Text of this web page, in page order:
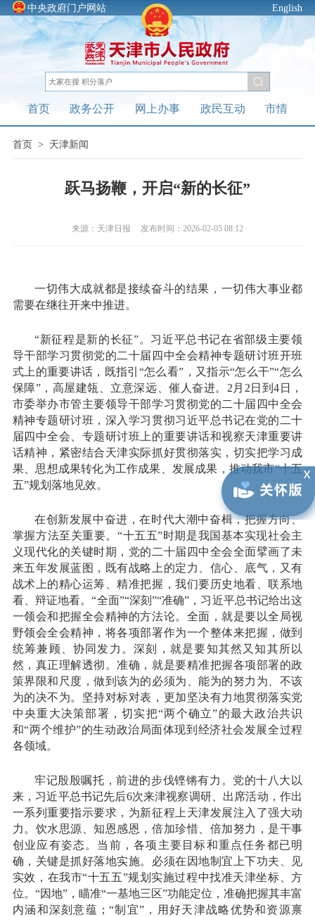
中央政府门户网站 English
首页 政务公开 网上办事 政民互动 市情
首页> 天津新闻
跃马扬鞭，开启“新的长征”
来源：天津日报 发布时间：2026-02-05 08:12
一切伟大成就都是接续奋斗的结果，一切伟大事业都
需要在继往开来中推进。
“新征程是新的长征”。习近平总书记在省部级主要领
导干部学习贯彻党的二十届四中全会精神专题研讨班开班
式上的重要讲话，既指引“怎么看”，又指示“怎么干”“怎么
保障”，高屋建瓴、立意深远、催人奋进。2月2日到4日，
市委举办市管主要领导干部学习贯彻党的二十届四中全会
精神专题研讨班，深入学习贯彻习近平总书记在党的二十
届四中全会、专题研讨班上的重要讲话和视察天津重要讲
话精神，紧密结合天津实际抓好贯彻落实，切实把学习成
果、思想成果转化为工作成果、发展成果，推动我市“十五
五”规划落地见效。
在创新发展中奋进，在时代大潮中奋楫，把握方向、
掌握方法至关重要。“十五五”时期是我国基本实现社会主
义现代化的关键时期，党的二十届四中全会全面擘画了未
来五年发展蓝图，既有战略上的定力、信心、底气，又有
战术上的精心运筹、精准把握，我们要历史地看、联系地
看、辩证地看。“全面”“深刻”“准确”，习近平总书记给出这
一领会和把握全会精神的方法论。全面，就是要以全局视
野领会全会精神，将各项部署作为一个整体来把握，做到
统筹兼顾、协同发力。深刻，就是要知其然又知其所以
然，真正理解透彻。准确，就是要精准把握各项部署的政
策界限和尺度，做到该为的必须为、能为的努力为、不该
为的决不为。坚持对标对表，更加坚决有力地贯彻落实党
中央重大决策部署，切实把“两个确立”的最大政治共识
和“两个维护”的生动政治局面体现到经济社会发展全过程
各领域。
牢记殷殷嘱托，前进的步伐铿锵有力。党的十八大以
来，习近平总书记先后6次来津视察调研、出席活动，作出
一系列重要指示要求，为新征程上天津发展注入了强大动
力。饮水思源、知恩感恩，倍加珍惜、倍加努力，是干事
创业应有姿态。当前，各项主要目标和重点任务都已明
确，关键是抓好落地实施。必须在因地制宜上下功夫、见
实效，在我市“十五五”规划实施过程中找准天津坐标、方
位。“因地”，瞄准“一基地三区”功能定位，准确把握其丰富
内涵和深刻意蕴；“制宜”，用好天津战略优势和资源禀